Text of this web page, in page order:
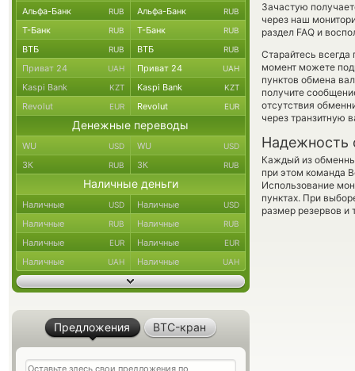
Зачастую
через наш
раздел FAQ и
Старайтесь
момент можете
пунктов обмена
получите
отсутствия
через транзитную
Надежность
Каждый из
при этом команда
Использование
пунктах. При
размер резервов и
Альфа-Банк RUB Альфа-Банк RUB
Т-Банк RUB Т-Банк RUB
ВТБ RUB ВТБ RUB
Приват 24 UAH Приват 24 UAH
Kaspi Bank KZT Kaspi Bank KZT
Revolut EUR Revolut EUR
Денежные переводы
WU USD WU USD
ЗК RUB ЗК RUB
Наличные деньги
Наличные USD Наличные USD
Наличные RUB Наличные RUB
Наличные EUR Наличные EUR
Наличные UAH Наличные UAH
Предложения BTC-кран